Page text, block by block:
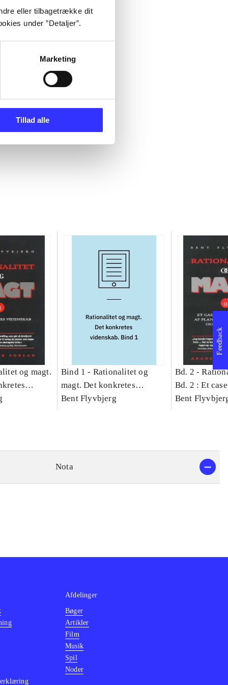
eller tilbagetrække dit
under ”Detaljer”.
Marketing
Tillad alle
og magt.
Bind 1 - Rationalitet og
magt. Det konkretes
videnskab. Bind 1
Bent Flyvbjerg
Bd. 2 -
Bd. 2 : Et
studie af
Bent
Nota
Feedback
Afdelinger
Bøger
Artikler
Film
Musik
Spil
Noder